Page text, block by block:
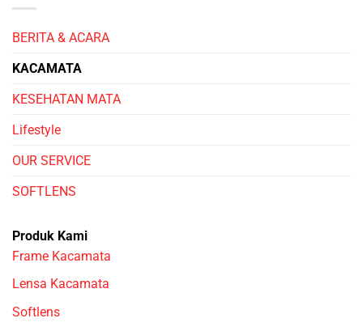
BERITA & ACARA
KACAMATA
KESEHATAN MATA
Lifestyle
OUR SERVICE
SOFTLENS
Produk Kami
Frame Kacamata
Lensa Kacamata
Softlens